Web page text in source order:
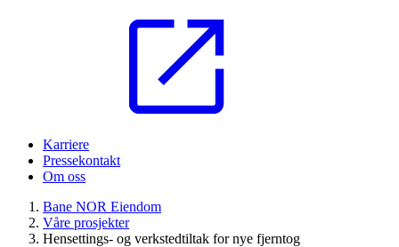
Karriere
Pressekontakt
Om oss
Bane NOR Eiendom
Våre prosjekter
Hensettings- og verkstedtiltak for nye fjerntog